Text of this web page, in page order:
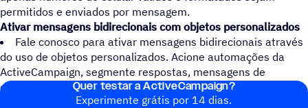
permitidos e enviados por mensagem.
Ativar mensagens bidirecionais com objetos personalizados
Fale conosco para ativar mensagens bidirecionais através
do uso de objetos personalizados. Acione automações da
ActiveCampaign, segmente respostas, mensagens de
exclusão, histórico de mensagens em contatos e muito mais.
Quer testar a ActiveCampaign?
Experimente grátis por 14 dias.